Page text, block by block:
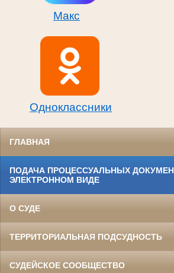
Макс
Одноклассники
ГЛАВНАЯ
ПОДАЧА ПРОЦЕССУАЛЬНЫХ
ЭЛЕКТРОННОМ ВИДЕ
О СУДЕ
ТЕРРИТОРИАЛЬНАЯ ПОДСУДНОСТЬ
СУДЕЙСКОЕ СООБЩЕСТВО